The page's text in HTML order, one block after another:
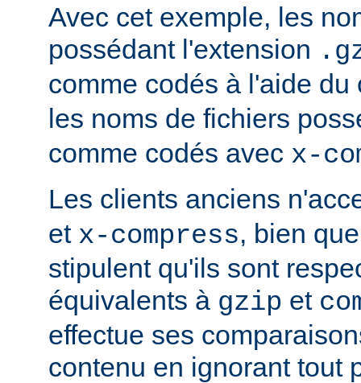
Avec cet exemple, les
possédant l'extension
comme codés à l'aide
les noms de fichiers
comme codés avec x-
Les clients anciens
et x-compress, bien
stipulent qu'ils sont
équivalents à gzip et
effectue ses
contenu en ignorant tout